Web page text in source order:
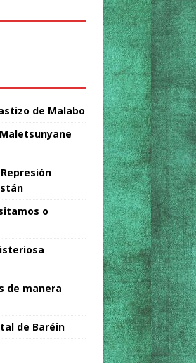
de Malabo
o
de manera
de Baréin